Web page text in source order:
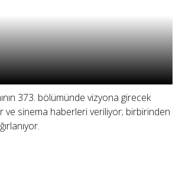
373. bölümünde vizyona girecek
ve sinema haberleri veriliyor; birbirinden